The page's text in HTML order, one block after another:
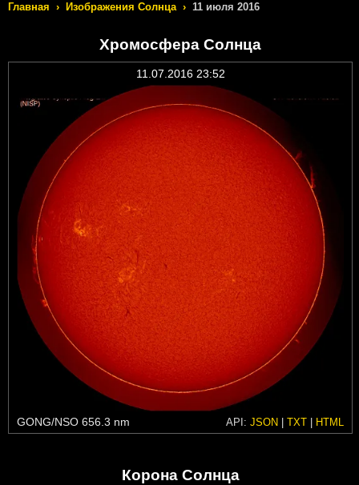
Главная › Изображения Солнца › 11 июля 2016
Хромосфера Солнца
11.07.2016 23:52
GONG/NSO 656.3 nm API: JSON | TXT | HTML
Корона Солнца